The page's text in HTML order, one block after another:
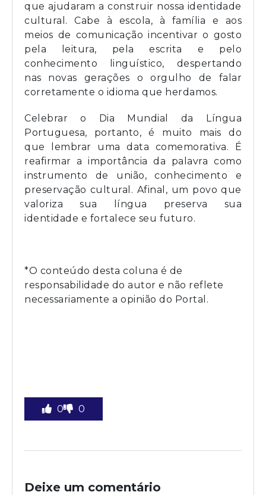
que ajudaram a construir nossa identidade
cultural. Cabe à escola, à família e aos
meios de comunicação incentivar o gosto
pela leitura, pela escrita e pelo
conhecimento linguístico, despertando
nas novas gerações o orgulho de falar
corretamente o idioma que herdamos.
Celebrar o Dia Mundial da Língua
Portuguesa, portanto, é muito mais do
que lembrar uma data comemorativa. É
reafirmar a importância da palavra como
instrumento de união, conhecimento e
preservação cultural. Afinal, um povo que
valoriza sua língua preserva sua
identidade e fortalece seu futuro.
*O conteúdo desta coluna é de
responsabilidade do autor e não reflete
necessariamente a opinião do Portal.
0 0
Deixe um comentário